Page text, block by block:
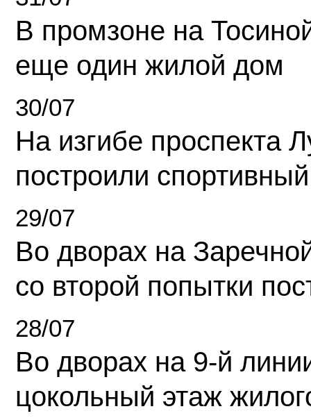
В промзоне на
еще один жилой дом
30/07
На изгибе проспекта
построили
29/07
Во дворах на
со второй попытки
28/07
Во дворах на 9-й
цокольный этаж